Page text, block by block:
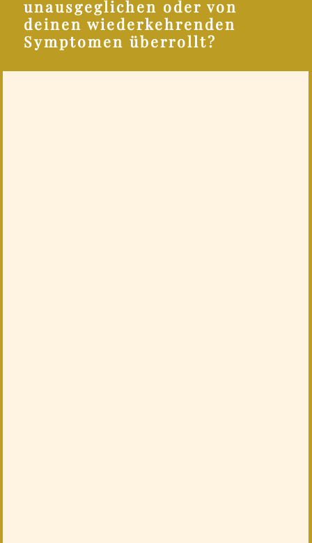
unausgeglichen oder von
deinen wiederkehrenden
Symptomen überrollt?